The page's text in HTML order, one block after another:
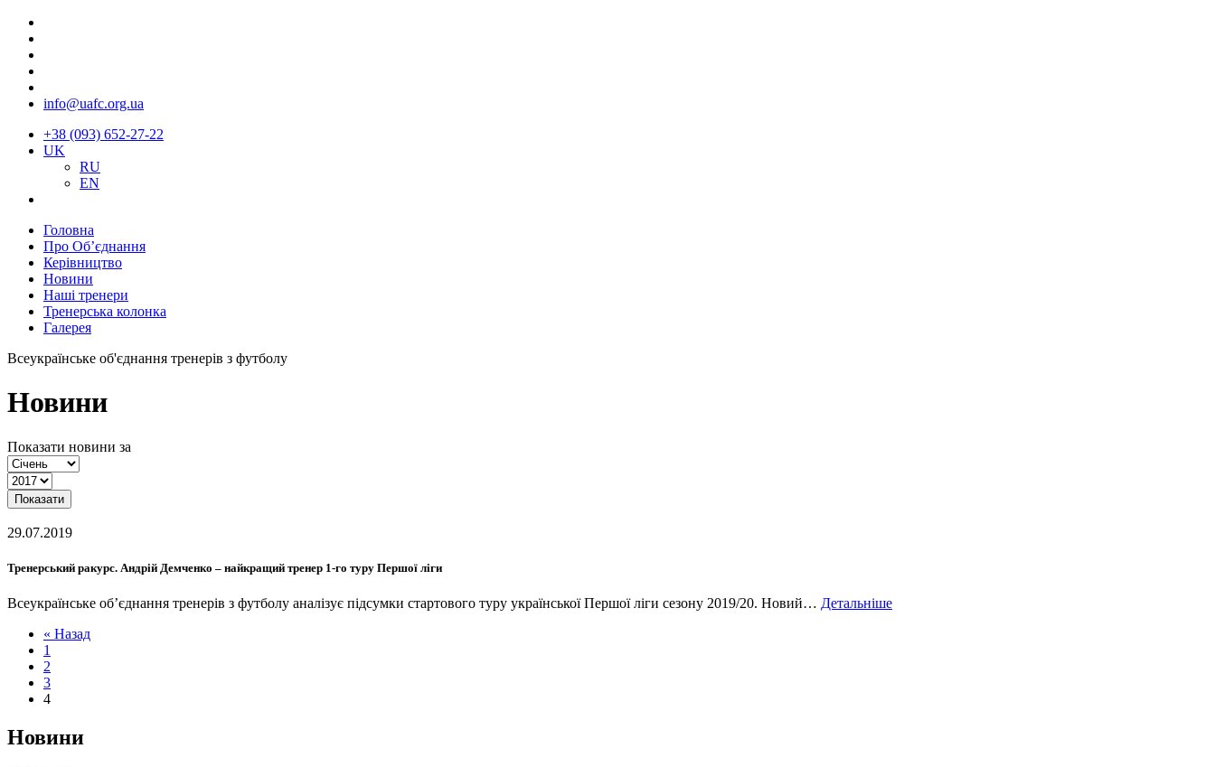
info@uafc.org.ua
+38 (093) 652-27-22
UK
RU
EN
Головна
Про Об’єднання
Керівництво
Новини
Наші тренери
Тренерська колонка
Галерея
Всеукраїнське об'єднання тренерів з футболу
Новини
Показати новини за
Показати
29.07.2019
Тренерський ракурс. Андрій Демченко – найкращий тренер 1-го туру Першої ліги
Всеукраїнське об’єднання тренерів з футболу аналізує підсумки стартового туру української Першої ліги сезону 2019/20. Новий… Детальніше
« Назад
1
2
3
4
Новини